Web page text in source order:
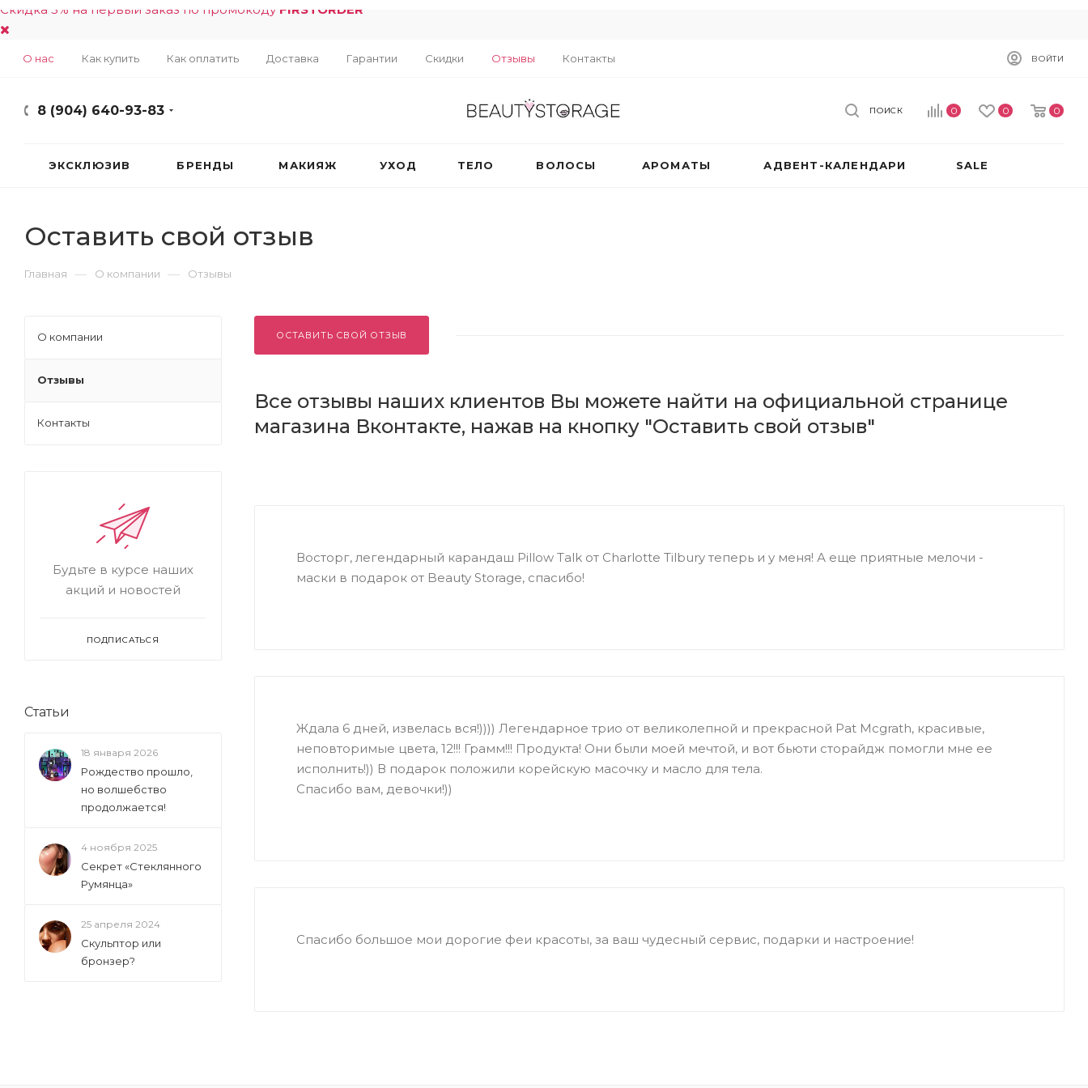
Скидка 5% на первый заказ по промокоду FIRSTORDER
О нас Как купить Как оплатить Доставка Гарантии Скидки Отзывы Контакты ВОЙТИ
8 (904) 640-93-83 0 0 0
ПОИСК
ЭКСКЛЮЗИВ БРЕНДЫ МАКИЯЖ УХОД ТЕЛО ВОЛОСЫ АРОМАТЫ АДВЕНТ-КАЛЕНДАРИ SALE
Оставить свой отзыв
Главная — О компании — Отзывы
ОСТАВИТЬ СВОЙ ОТЗЫВ
Все отзывы наших клиентов Вы можете найти на официальной странице
магазина Вконтакте, нажав на кнопку "Оставить свой отзыв"
Восторг, легендарный карандаш Pillow Talk от Charlotte Tilbury теперь и у меня! А еще приятные мелочи -
маски в подарок от Beauty Storage, спасибо!
Ждала 6 дней, извелась вся!)))) Легендарное трио от великолепной и прекрасной Pat Mcgrath, красивые,
неповторимые цвета, 12!!! Грамм!!! Продукта! Они были моей мечтой, и вот бьюти сторайдж помогли мне ее
исполнить!)) В подарок положили корейскую масочку и масло для тела.
Спасибо вам, девочки!))
Спасибо большое мои дорогие феи красоты, за ваш чудесный сервис, подарки и настроение!
О компании
Отзывы
Контакты
Будьте в курсе наших
акций и новостей
ПОДПИСАТЬСЯ
Статьи
18 января 2026
Рождество прошло,
но волшебство
продолжается!
4 ноября 2025
Секрет «Стеклянного
Румянца»
25 апреля 2024
Скульптор или
бронзер?